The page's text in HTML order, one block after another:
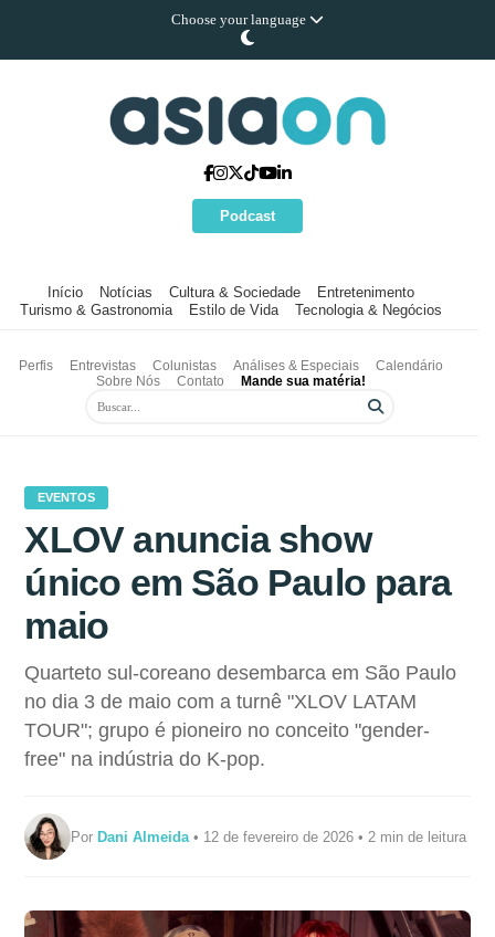
Choose your language
Podcast
Início Notícias Cultura & Sociedade
Entretenimento
Turismo & Gastronomia
Estilo de Vida Tecnologia & Negócios
Perfis Entrevistas Colunistas Análises & Especiais
Calendário
Sobre Nós
Contato Mande sua matéria!
EVENTOS
XLOV anuncia show
único em São Paulo para
maio
Quarteto sul-coreano desembarca em São Paulo
no dia 3 de maio com a turnê "XLOV LATAM
TOUR"; grupo é pioneiro no conceito "gender-
free" na indústria do K-pop.
PorDani Almeida • 12 de fevereiro de 2026 • 2 min de leitura